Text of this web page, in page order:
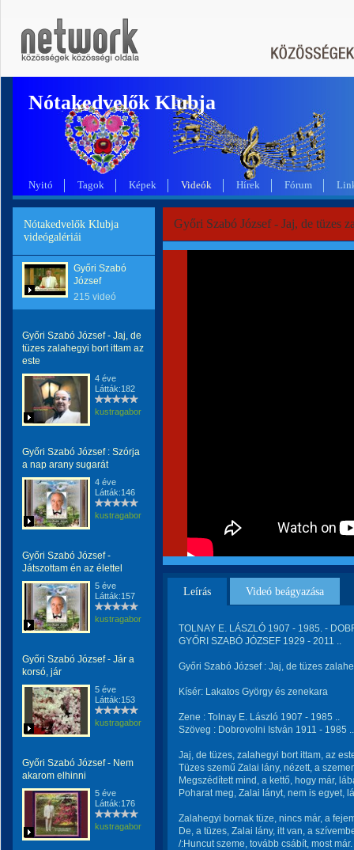
Nótakedvelők Klubja
Nyitó Tagok Képek Videók Hírek Fórum
Nótakedvelők Klubja
videógalériái
Győri Szabó
József
215 videó
Győri Szabó József - Jaj, de
tüzes zalahegyi bort ittam az
este
4 éve
Látták:182
kustragabor
Győri Szabó József : Szórja
a nap arany sugarát
4 éve
Látták:146
kustragabor
Győri Szabó József -
Játszottam én az élettel
5 éve
Látták:157
kustragabor
Győri Szabó József - Jár a
korsó, jár
5 éve
Látták:153
kustragabor
Győri Szabó József - Nem
akarom elhinni
5 éve
Látták:176
kustragabor
Győri Szabó József - Jaj, de tüzes
Leírás Videó beágyazása
TOLNAY E. LÁSZLÓ 1907 - 1985. -
GYŐRI SZABÓ JÓZSEF 1929 - 2011 ..
Győri Szabó József : Jaj, de tüzes
Kísér: Lakatos György és zenekara
Zene : Tolnay E. László 1907 - 1985 ..
Szöveg : Dobrovolni István 1911 - 1985 ..
Jaj, de tüzes, zalahegyi bort ittam, az
Tüzes szemű Zalai lány, nézett, a
Megszédített mind, a kettő, hogy már,
Poharat meg, Zalai lányt, nem is egyet,
Zalahegyi bornak tüze, nincs már, a
De, a tüzes, Zalai lány, itt van, a
/:Huncut szeme, tovább csábít, most